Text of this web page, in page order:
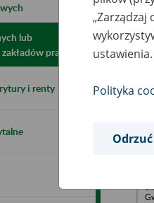
lub
pracy
i renty
„Zarządzaj
Polityka